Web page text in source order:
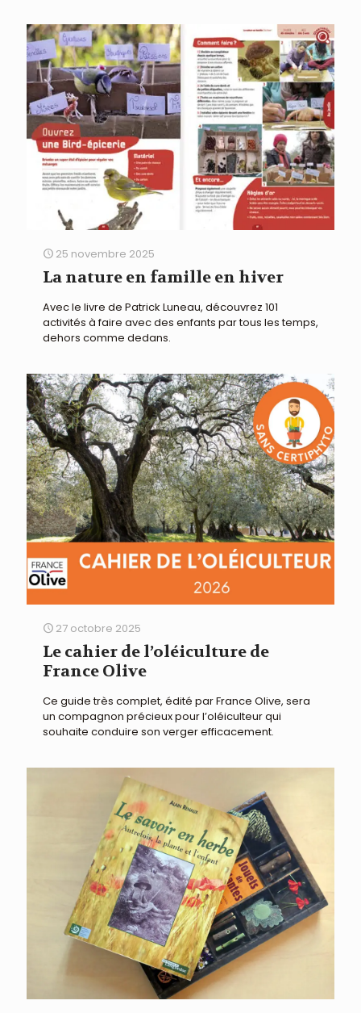
25 novembre 2025
La nature en famille en hiver
Avec le livre de Patrick Luneau, découvrez 101
activités à faire avec des enfants par tous les temps,
dehors comme dedans.
27 octobre 2025
Le cahier de l’oléiculture de
France Olive
Ce guide très complet, édité par France Olive, sera
un compagnon précieux pour l’oléiculteur qui
souhaite conduire son verger efficacement.